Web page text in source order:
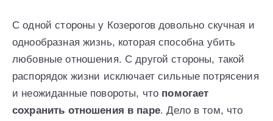
С одной стороны у Козерогов довольно скучная и
однообразная жизнь, которая способна убить
любовные отношения. С другой стороны, такой
распорядок жизни исключает сильные потрясения
и неожиданные повороты, что помогает
сохранить отношения в паре. Дело в том, что